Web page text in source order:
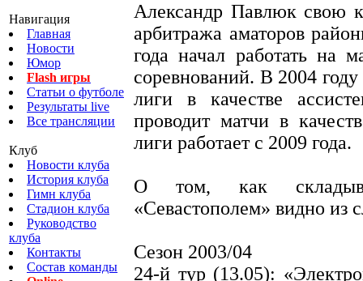
Навигация
Главная
Новости
Юмор
Flash игры
Статьи о футболе
Результаты live
Все трансляции
Клуб
Новости клуба
История клуба
Гимн клуба
Стадион клуба
Руководство
клуба
Контакты
Состав команды
Александр Павлюк свою
арбитража аматоров
года начал работать на
соревнований. В 2004
лиги в качестве
проводит матчи в
лиги работает с 2009 года.
О том, как
«Севастополем» видно из
Сезон 2003/04
24-й тур (13.05):